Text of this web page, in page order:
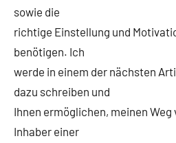
sowie die
richtige Einstellung und
benötigen. Ich
werde in einem der nächsten
dazu schreiben und
Ihnen ermöglichen, meinen
Inhaber einer